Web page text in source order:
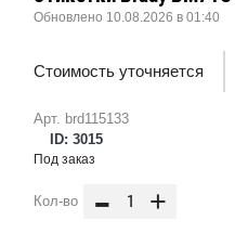
Арт. brd115133
ID: 3015
Обновлено 10.08.2026 в 01:40
Стоимость уточняется
Под заказ
Кол-во - +